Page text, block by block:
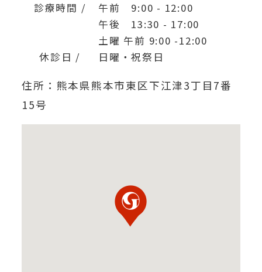
診療時間 /
午前 9:00 - 12:00
午後 13:30 - 17:00
土曜 午前 9:00 -12:00
休診日 /
日曜・祝祭日
住所：熊本県熊本市東区下江津3丁目7番
15号